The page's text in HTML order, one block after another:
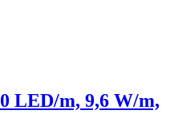
LED/m, 9,6 W/m,